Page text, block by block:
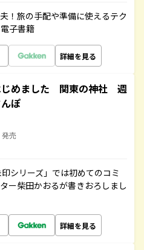
！旅の手配や準備に使えるテク
子書籍
詳細を見る
じめました 関東の神社 週
ぽ
発売
シリーズ」では初めてのコミ
ー柴田かおるが書きおろしまし
詳細を見る